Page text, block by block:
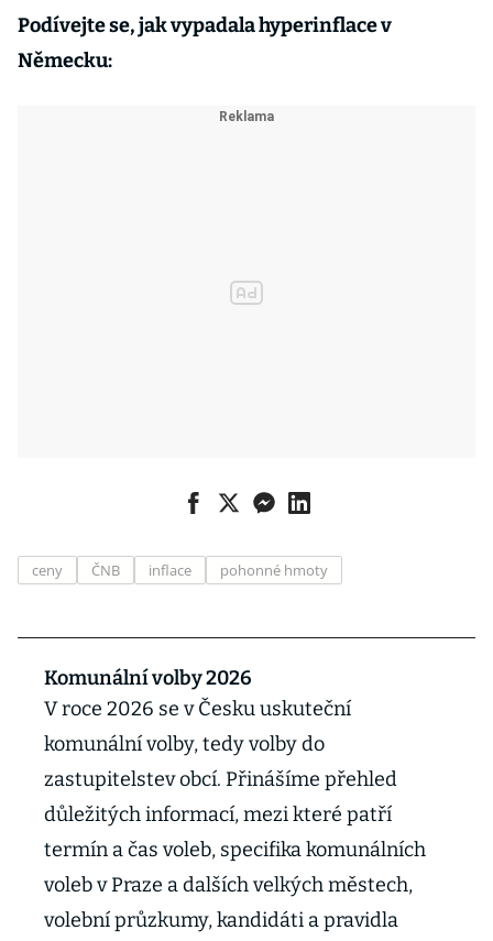
Podívejte se, jak vypadala hyperinflace v
Německu:
ceny ČNB inflace pohonné hmoty
Komunální volby 2026
V roce 2026 se v Česku uskuteční
komunální volby, tedy volby do
zastupitelstev obcí. Přinášíme přehled
důležitých informací, mezi které patří
termín a čas voleb, specifika komunálních
voleb v Praze a dalších velkých městech,
volební průzkumy, kandidáti a pravidla